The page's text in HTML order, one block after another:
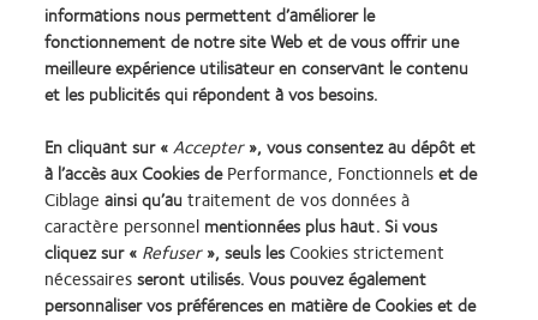
Lentilles de contact
Legal
Politique de confidentialité
Accéder à l'espace
consommateurs
Termes et conditions
l'Agence de la transition
écologique (ADEME) :
FR217780_01DQPP
Gérer les préférences relatives
au consentement
informations nous permettent d’améliorer le
fonctionnement de notre site Web et de vous offrir une
meilleure expérience utilisateur en conservant le contenu
et les publicités qui répondent à vos besoins.
En cliquant sur «Accepter», vous consentez au dépôt et
à l’accès aux Cookies dePerformance, Fonctionnelset de
Ciblage ainsi qu’autraitement de vos données à
caractère personnelmentionnées plus haut. Si vous
cliquez sur « Refuser», seuls lesCookies strictement
nécessairesseront utilisés. Vous pouvez également
personnaliser vos préférences en matière de Cookies et de